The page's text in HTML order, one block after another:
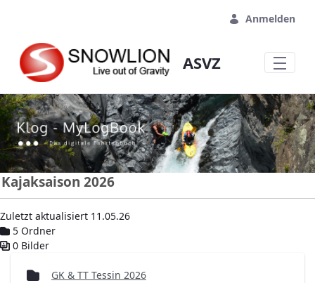
Anmelden
ASVZ
Kajaksaison 2026
Zuletzt aktualisiert 11.05.26
5 Ordner
0 Bilder
GK & TT Tessin 2026